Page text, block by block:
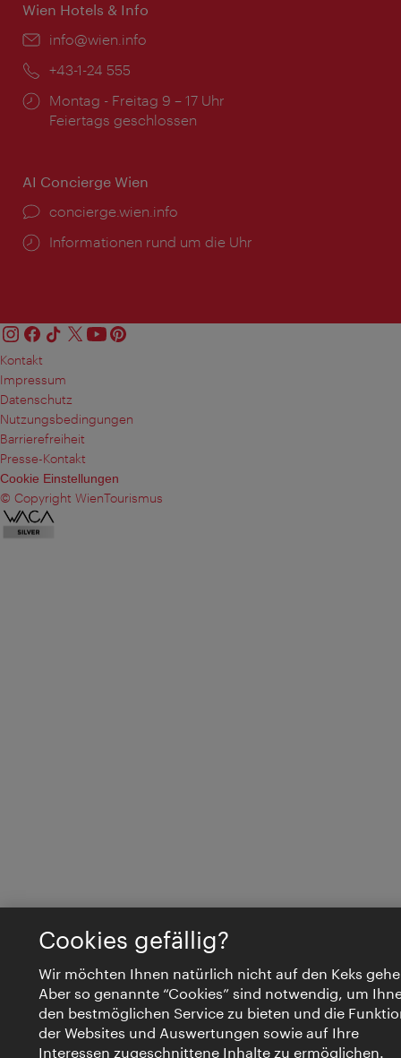
Wien Hotels & Info
Email:
info@wien.info
Telefon:
+43-1-24 555
Öffnungszeiten:
Montag - Freitag 9 – 17 Uhr
Feiertags geschlossen
AI Concierge Wien
Ort:
concierge.wien.info
Öffnungszeiten:
Informationen rund um die Uhr
Kontakt
Impressum
Datenschutz
Nutzungsbedingungen
Barrierefreiheit
Presse-Kontakt
Cookie Einstellungen
© Copyright WienTourismus
Cookies gefällig?
Wir möchten Ihnen natürlich nicht auf den Keks
Aber so genannte “Cookies” sind notwendig, um
den bestmöglichen Service zu bieten und die
der Websites und Auswertungen sowie auf Ihre
Interessen zugeschnittene Inhalte zu ermöglichen.